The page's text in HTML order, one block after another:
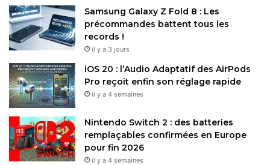
Samsung Galaxy Z Fold 8 : Les
précommandes battent tous les
records !
il y a 3 jours
iOS 20 : l’Audio Adaptatif des AirPods
Pro reçoit enfin son réglage rapide
il y a 4 semaines
Nintendo Switch 2 : des batteries
remplaçables confirmées en Europe
pour fin 2026
il y a 4 semaines